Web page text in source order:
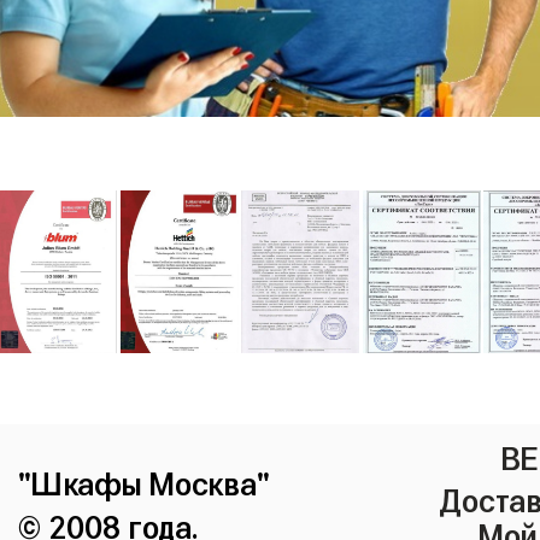
"Шкафы Москва"
© 2008 года.